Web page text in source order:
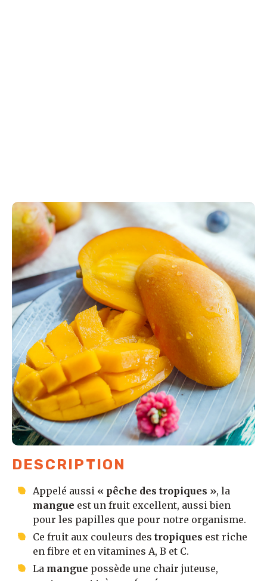
DESCRIPTION
Appelé aussi « pêche des tropiques », la
mangue est un fruit excellent, aussi bien
pour les papilles que pour notre organisme.
Ce fruit aux couleurs des tropiques est riche
en fibre et en vitamines A, B et C.
La mangue possède une chair juteuse,